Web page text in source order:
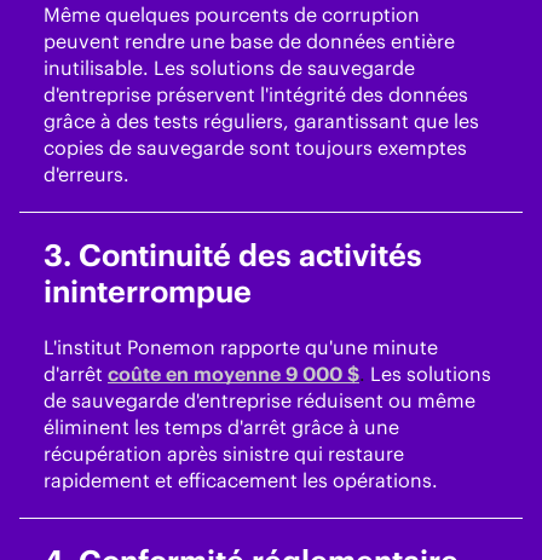
Même quelques pourcents de corruption
peuvent rendre une base de données entière
inutilisable. Les solutions de sauvegarde
d'entreprise préservent l'intégrité des données
grâce à des tests réguliers, garantissant que les
copies de sauvegarde sont toujours exemptes
d'erreurs.
3. Continuité des activités
ininterrompue
L'institut Ponemon rapporte qu'une minute
d'arrêt coûte en moyenne 9 000 $. Les solutions
de sauvegarde d'entreprise réduisent ou même
éliminent les temps d'arrêt grâce à une
récupération après sinistre qui restaure
rapidement et efficacement les opérations.